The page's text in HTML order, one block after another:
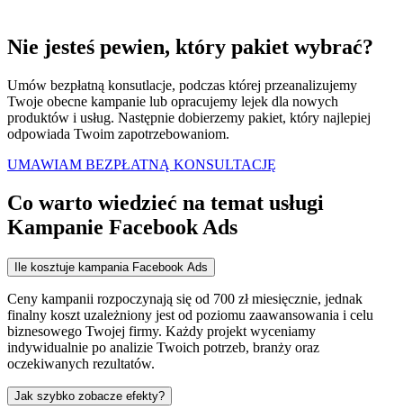
Nie jesteś pewien, który pakiet wybrać?
Umów bezpłatną konsutlacje, podczas której przeanalizujemy
Twoje obecne kampanie lub opracujemy lejek dla nowych
produktów i usług. Następnie dobierzemy pakiet, który najlepiej
odpowiada Twoim zapotrzebowaniom.
UMAWIAM BEZPŁATNĄ KONSULTACJĘ
Co warto wiedzieć na temat usługi
Kampanie Facebook Ads
Ile kosztuje kampania Facebook Ads
Ceny kampanii rozpoczynają się od 700 zł miesięcznie, jednak
finalny koszt uzależniony jest od poziomu zaawansowania i celu
biznesowego Twojej firmy. Każdy projekt wyceniamy
indywidualnie po analizie Twoich potrzeb, branży oraz
oczekiwanych rezultatów.
Jak szybko zobacze efekty?